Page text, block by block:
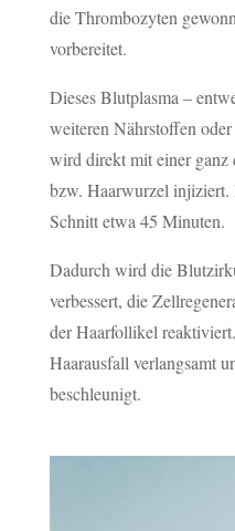
die Thrombozyten
vorbereitet.
Dieses Blutplasma –
weiteren Nährstoffen
wird direkt mit einer
bzw. Haarwurzel
Schnitt etwa 45 Minuten.
Dadurch wird die
verbessert, die
der Haarfollikel
Haarausfall verlangsamt
beschleunigt.